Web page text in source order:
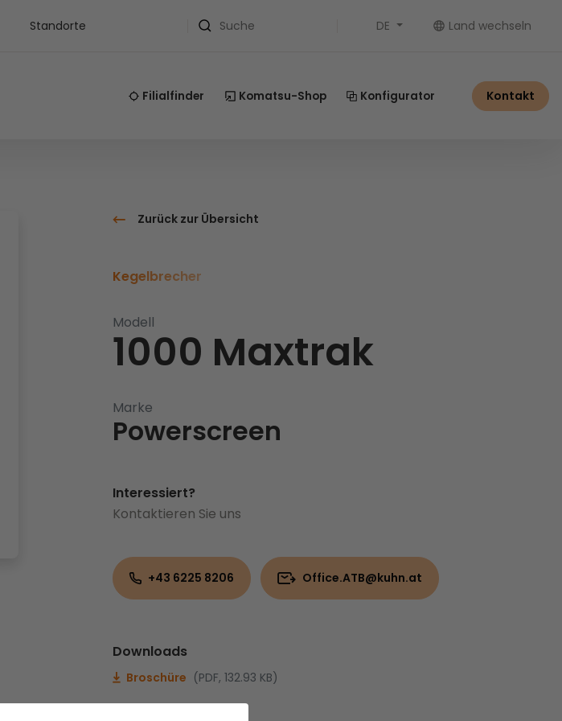
Standorte Suche DE Land wechseln
Filialfinder Komatsu-Shop Konfigurator Kontakt
Zurück zur Übersicht
Kegelbrecher
Modell
1000 Maxtrak
Marke
Powerscreen
Interessiert?
Kontaktieren Sie uns
+43 6225 8206 Office.ATB@kuhn.at
Downloads
Broschüre (PDF, 132.93 KB)